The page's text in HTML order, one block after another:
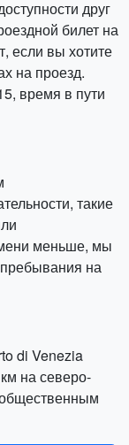
друг
билет на
если вы хотите
на проезд.
время в пути
такие
меньше, мы
на
di Venezia
на северо-